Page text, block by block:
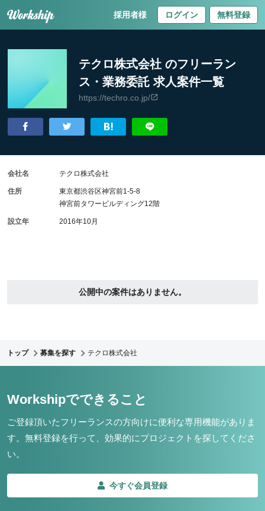
採用者様 ログイン 無料登録
テクロ株式会社 のフリーラン
ス・業務委託 求人案件一覧
https://techro.co.jp/
公開中の案件はありません。
会社名 テクロ株式会社
住所
東京都渋谷区神宮前1-5-8
神宮前タワービルディング12階
設立年 2016年10月
トップ 募集を探す テクロ株式会社
Workshipでできること
ご登録頂いたフリーランスの方向けに便利な専用機能がありま
す。 無料登録を行って、効果的にプロジェクトを探してくださ
い。
今すぐ会員登録